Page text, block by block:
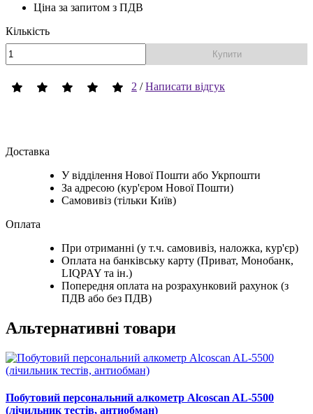
Ціна за запитом з ПДВ
Кількість
Купити
2 /Написати відгук
Доставка
У відділення Нової Пошти або Укрпошти
За адресою (кур'єром Нової Пошти)
Самовивіз (тільки Київ)
Оплата
При отриманні (у т.ч. самовивіз, наложка, кур'єр)
Оплата на банківську карту (Приват, Монобанк,
LIQPAY та ін.)
Попередня оплата на розрахунковий рахунок (з
ПДВ або без ПДВ)
Альтернативні товари
Побутовий персональний алкометр Alcoscan AL-5500
(лічильник тестів, антиобман)